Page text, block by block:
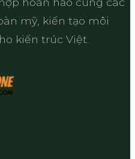
mỹ, kiến tạo môi
kiến trúc Việt.